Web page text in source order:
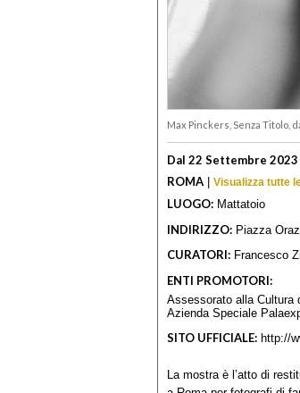
Max Pinckers, Senza Titolo,
Dal 22 Settembre
ROMA | Visualizza tutte
LUOGO: Mattatoio
INDIRIZZO: Piazza
CURATORI: Francesco
ENTI PROMOTORI:
Assessorato alla Cultura
Azienda Speciale
SITO UFFICIALE: http://
La mostra è l’atto di